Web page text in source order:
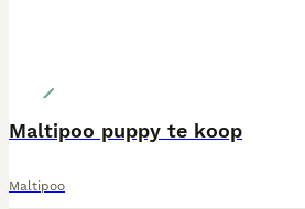
Maltipoo puppy te koop
Maltipoo